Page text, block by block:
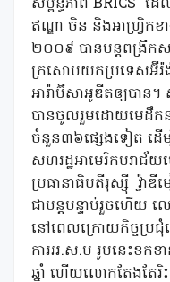
សម្ព័ន្ធភាព BRICS
ឥណ្ឌា ចិន និងអាហ្រ្វិកខ
២០០៩ បានបន្តពង្រីក
ក្រសោបយកប្រទេសអ៊ីរ៉
អារ៉ាប៊ីសាអូឌីតឲ្យបាន។
បានចូលរួមដោយមេដឹក
ចំនួន៣៦ផ្សេងទៀត ដើ
សហរដ្ឋអាមេរិកបរាជ័
ប្រធានាធិបតីរុស្ស៊ី វ្ល៉ាឌី
ជាបន្តបន្ទាប់រួចហើ
នៅពេលក្រោយកិច្ចប្រ
ការអ.ស.ប រូបនេះខកខ
ឆ្នាំ ហើយលោកតែងតែរិ